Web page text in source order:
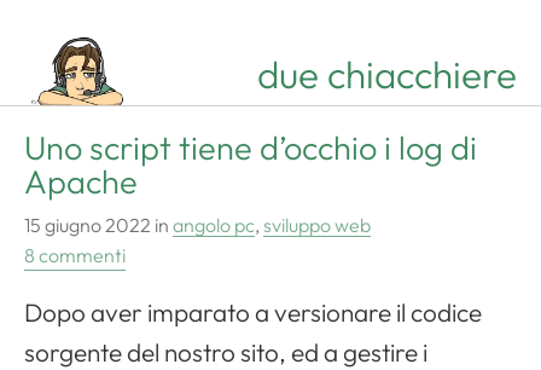
due chiacchiere
Uno script tiene d’occhio i log di
Apache
15 giugno 2022 in angolo pc, sviluppo web
8 commenti
Dopo aver imparato a versionare il codice
sorgente del nostro sito, ed a gestire i